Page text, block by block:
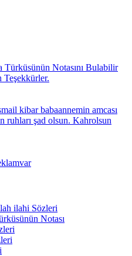
Notasını Bulabilir
kibar babaannemin amcası
ruhları şad olsun. Kahrolsun
ilahi Sözleri
Notası